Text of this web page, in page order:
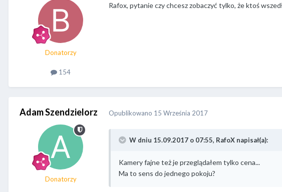
Donatorzy
154
Rafox, pytanie czy chcesz zobaczyć tylko, że ktoś
Adam Szendzielorz
Donatorzy
Opublikowano 15 Września 2017
W dniu 15.09.2017 o 07:55, RafoX napisał(a):
Kamery fajne też je przeglądałem tylko cena...
Ma to sens do jednego pokoju?